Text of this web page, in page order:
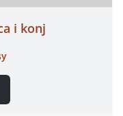
i konj